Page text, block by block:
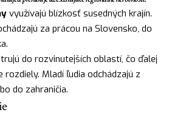
využívajú blízkosť susedných krajín.
za prácou na Slovensko, do
do rozvinutejších oblastí, čo ďalej
rozdiely. Mladí ľudia odchádzajú z
do zahraničia.